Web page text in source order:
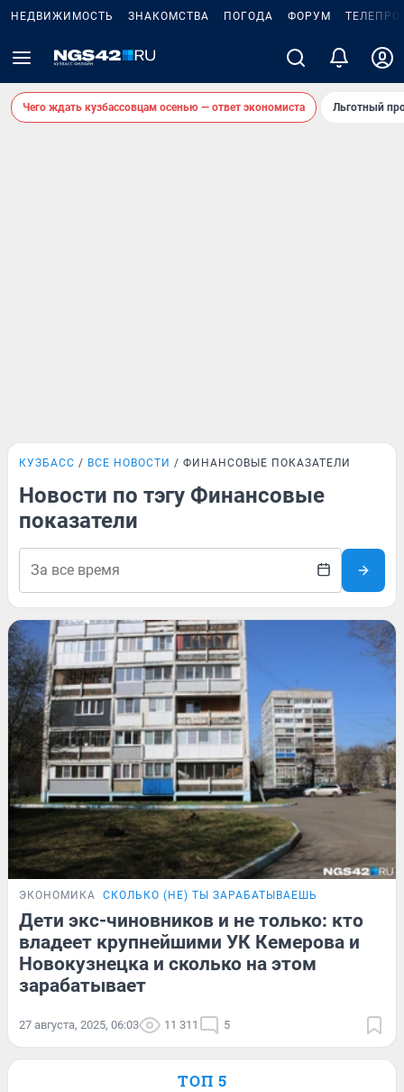
НЕДВИЖИМОСТЬ ЗНАКОМСТВА ПОГОДА ФОРУМ
Чего ждать кузбассовцам осенью — ответ экономиста Льготный
КУЗБАСС ВСЕ НОВОСТИ ФИНАНСОВЫЕ ПОКАЗАТЕЛИ
Новости по тэгу Финансовые
показатели
ЭКОНОМИКА СКОЛЬКО (НЕ) ТЫ ЗАРАБАТЫВАЕШЬ
Дети экс-чиновников и не только: кто
владеет крупнейшими УК Кемерова и
Новокузнецка и сколько на этом
зарабатывает
27 августа, 2025, 06:03 11 311 5
ТОП 5